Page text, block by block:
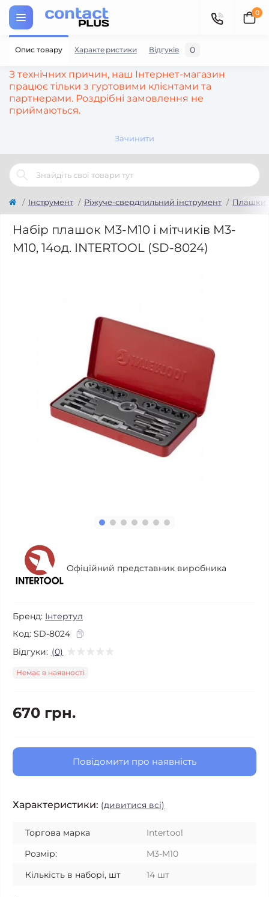
З технічних причин, наш Інтернет-магазин
працює тільки з гуртовими клієнтами та
партнерами. Роздрібні замовлення не
приймаються.
Зачинити
0
Інструмент Ріжуче-свердлильний інструмент Плашки
Набір плашок M3-M10 і мітчиків M3-
M10, 14од. INTERTOOL (SD-8024)
Офіційний представник виробника
Бренд: Інтертул
Код: SD-8024
Відгуки: (0)
Немає в наявності
670 грн.
Повідомити про наявність
Характеристики: (дивитися всі)
Торгова марка
Intertool
Розмір:
M3-M10
Кількість в наборі, шт
14 шт
Опис товару Характеристики Відгуків 0